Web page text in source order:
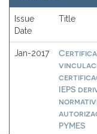
Issue
Date
Title
Jan-2017
IEPS
PYMES